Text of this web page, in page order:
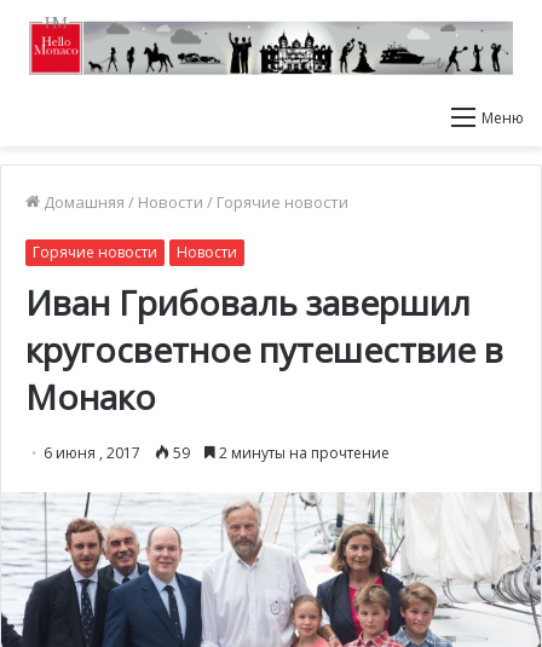
Меню
Домашняя / Новости / Горячие новости
Горячие новости Новости
Иван Грибоваль завершил
кругосветное путешествие в
Монако
6 июня , 2017 59 2 минуты на прочтение